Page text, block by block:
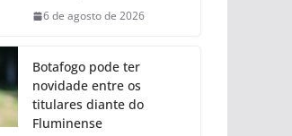
6 de agosto de 2026
Botafogo pode ter
novidade entre os
titulares diante do
Fluminense